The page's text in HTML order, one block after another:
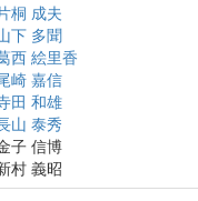
桐 成夫
下 多聞
西 絵里香
崎 嘉信
田 和雄
山 泰秀
子 信博
村 義昭